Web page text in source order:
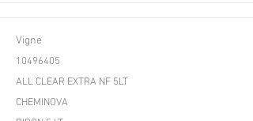
Vigne
10496405
ALL CLEAR EXTRA NF 5LT
CHEMINOVA